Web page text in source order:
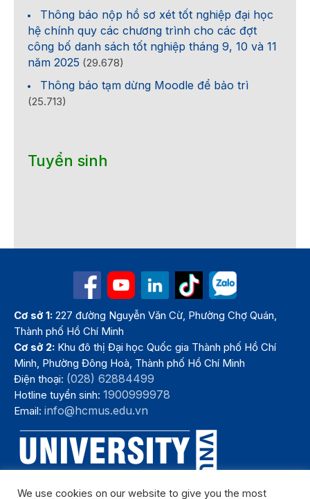
Thông báo nộp hồ sơ xét tốt nghiệp đại học
hệ chính quy các chương trình cho các đợt
công bố danh sách tốt nghiệp tháng 9, 10 và 11
năm 2025 (29.678)
Thông báo tạm dừng Moodle để bảo trì
(25.713)
Tuyển sinh
Cơ sở 1: 227 đường Nguyễn Văn Cừ, Phường Chợ Quán,
Thành phố Hồ Chí Minh
Cơ sở 2: Khu đô thị Đại học Quốc gia Thành phố Hồ Chí
Minh, Phường Đông Hoà, Thành phố Hồ Chí Minh
Điện thoại: (028) 62884499
Hotline tuyển sinh:1900999978
Email:info@hcmus.edu.vn
We use cookies on our website to give you the most